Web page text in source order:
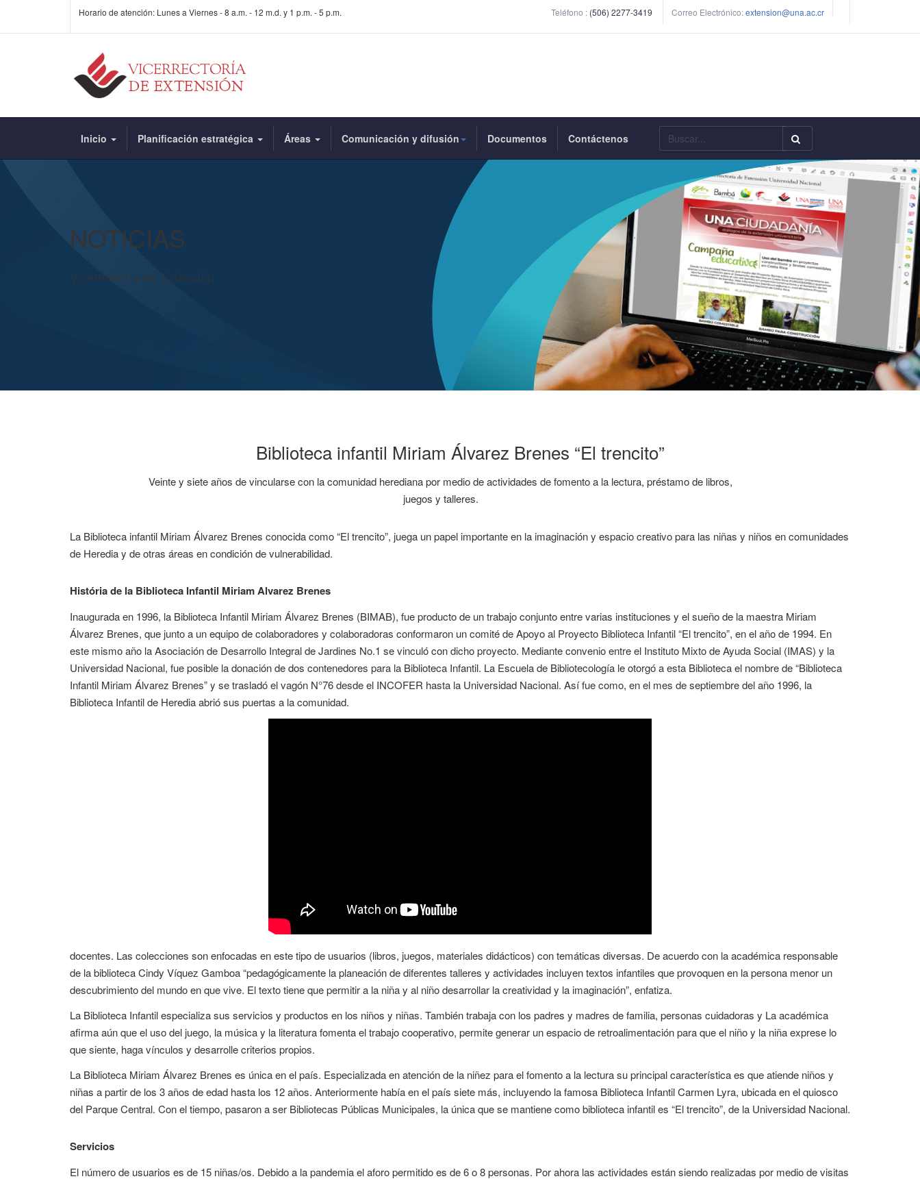
Horario de atención: Lunes a Viernes - 8 a.m. - 12 m.d. y 1 p.m. - 5 p.m. Teléfono : (506) 2277-3419 Correo Electrónico:extension@una.ac.cr
Inicio Planificación estratégica Áreas Comunicación y difusión Documentos Contáctenos
NOTICIAS
Vicerrectoría de Extensión
Biblioteca infantil Miriam Álvarez Brenes “El trencito”
Veinte y siete años de vincularse con la comunidad herediana por medio de actividades de fomento a la lectura, préstamo de libros,
juegos y talleres.
La Biblioteca infantil Miriam Álvarez Brenes conocida como “El trencito”, juega un papel importante en la imaginación y espacio creativo para las niñas y niños en comunidades
de Heredia y de otras áreas en condición de vulnerabilidad.
História de la Biblioteca Infantil Miriam Alvarez Brenes
Inaugurada en 1996, la Biblioteca Infantil Miriam Álvarez Brenes (BIMAB), fue producto de un trabajo conjunto entre varias instituciones y el sueño de la maestra Miriam
Álvarez Brenes, que junto a un equipo de colaboradores y colaboradoras conformaron un comité de Apoyo al Proyecto Biblioteca Infantil “El trencito”, en el año de 1994. En
este mismo año la Asociación de Desarrollo Integral de Jardines No.1 se vinculó con dicho proyecto. Mediante convenio entre el Instituto Mixto de Ayuda Social (IMAS) y la
Universidad Nacional, fue posible la donación de dos contenedores para la Biblioteca Infantil. La Escuela de Bibliotecología le otorgó a esta Biblioteca el nombre de “Biblioteca
Infantil Miriam Álvarez Brenes” y se trasladó el vagón N°76 desde el INCOFER hasta la Universidad Nacional. Así fue como, en el mes de septiembre del año 1996, la
Biblioteca Infantil de Heredia abrió sus puertas a la comunidad.
docentes. Las colecciones son enfocadas en este tipo de usuarios (libros, juegos, materiales didácticos) con temáticas diversas. De acuerdo con la académica responsable
de la biblioteca Cindy Víquez Gamboa “pedagógicamente la planeación de diferentes talleres y actividades incluyen textos infantiles que provoquen en la persona menor un
descubrimiento del mundo en que vive. El texto tiene que permitir a la niña y al niño desarrollar la creatividad y la imaginación”, enfatiza.
La Biblioteca Infantil especializa sus servicios y productos en los niños y niñas. También trabaja con los padres y madres de familia, personas cuidadoras y La académica
afirma aún que el uso del juego, la música y la literatura fomenta el trabajo cooperativo, permite generar un espacio de retroalimentación para que el niño y la niña exprese lo
que siente, haga vínculos y desarrolle criterios propios.
La Biblioteca Miriam Álvarez Brenes es única en el país. Especializada en atención de la niñez para el fomento a la lectura su principal característica es que atiende niños y
niñas a partir de los 3 años de edad hasta los 12 años. Anteriormente había en el país siete más, incluyendo la famosa Biblioteca Infantil Carmen Lyra, ubicada en el quiosco
del Parque Central. Con el tiempo, pasaron a ser Bibliotecas Públicas Municipales, la única que se mantiene como biblioteca infantil es “El trencito”, de la Universidad Nacional.
Servicios
El número de usuarios es de 15 niñas/os. Debido a la pandemia el aforo permitido es de 6 o 8 personas. Por ahora las actividades están siendo realizadas por medio de visitas